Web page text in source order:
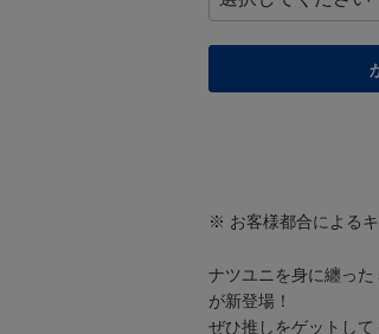
※ お客様都合による
ナツユニを身に纏っ
が新登場！
ぜひ推しをゲットして